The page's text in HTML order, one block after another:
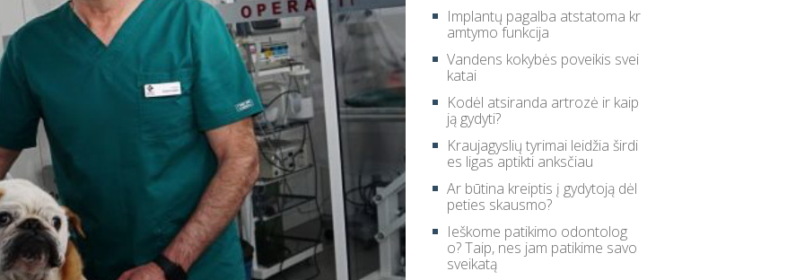
Implantų pagalba atstatoma kr
amtymo funkcija
Vandens kokybės poveikis svei
katai
Kodėl atsiranda artrozė ir kaip
ją gydyti?
Kraujagyslių tyrimai leidžia širdi
es ligas aptikti anksčiau
Ar būtina kreiptis į gydytoją dėl
peties skausmo?
Ieškome patikimo odontolog
o? Taip, nes jam patikime savo
sveikatą